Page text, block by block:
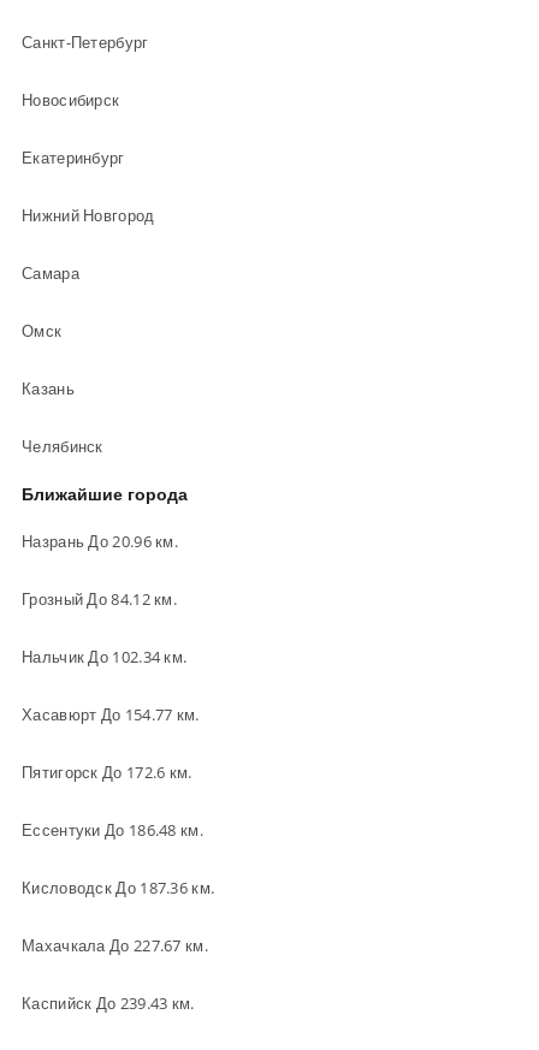
Санкт-Петербург
Новосибирск
Екатеринбург
Нижний Новгород
Самара
Омск
Казань
Челябинск
Ближайшие города
Назрань До 20.96 км.
Грозный До 84.12 км.
Нальчик До 102.34 км.
Хасавюрт До 154.77 км.
Пятигорск До 172.6 км.
Ессентуки До 186.48 км.
Кисловодск До 187.36 км.
Махачкала До 227.67 км.
Каспийск До 239.43 км.